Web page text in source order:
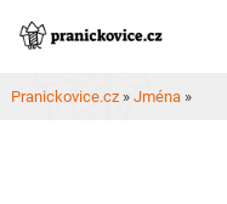
Skip
Pranickovice.cz » Jména »